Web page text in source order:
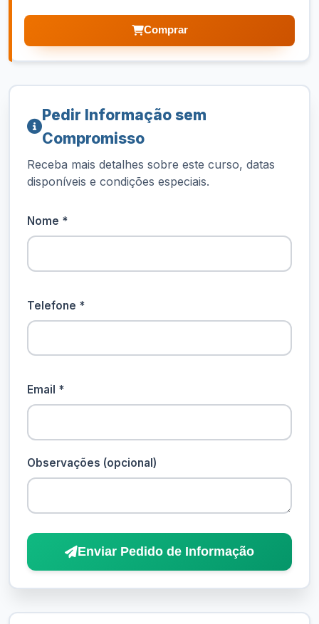
Comprar
Pedir Informação sem
Compromisso
Receba mais detalhes sobre este curso, datas
disponíveis e condições especiais.
Nome *
Telefone *
Email *
Observações (opcional)
Enviar Pedido de Informação